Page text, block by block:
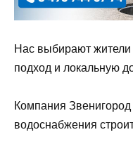
Нас выбирают жители
подход и локальную
Компания
водоснабжения